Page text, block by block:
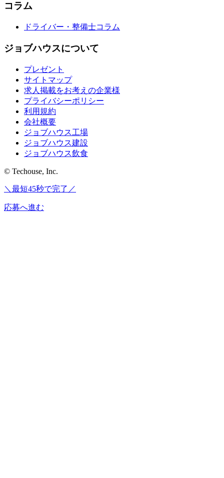
コラム
ドライバー・整備士コラム
ジョブハウスについて
プレゼント
サイトマップ
求人掲載をお考えの企業様
プライバシーポリシー
利用規約
会社概要
ジョブハウス工場
ジョブハウス建設
ジョブハウス飲食
© Techouse, Inc.
＼最短45秒で完了／
応募へ進む